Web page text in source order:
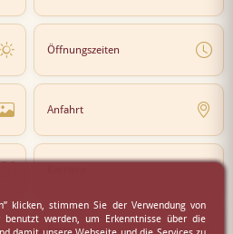
Öffnungszeiten
Anfahrt
Partner
klicken, stimmen Sie der Verwendung von
benutzt werden, um Erkenntnisse über die